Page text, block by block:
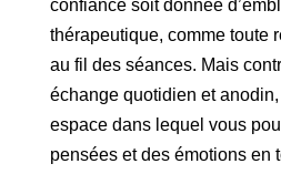
confiance soit donnée
thérapeutique, comme toute
au fil des séances. Mais
échange quotidien et
espace dans lequel vous
pensées et des émotions en